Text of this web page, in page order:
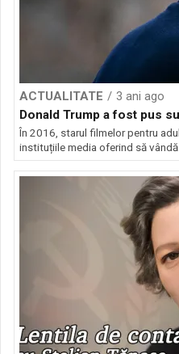
ACTUALITATE
3 ani ago
Donald Trump a fost pus
În 2016, starul filmelor pentru
instituțiile media oferind să